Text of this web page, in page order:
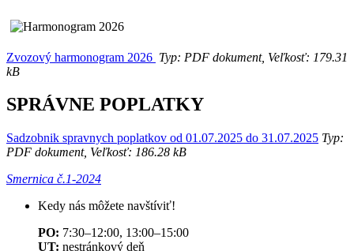
Zvozový harmonogram 2026 Typ: PDF dokument, Veľkosť: 179.31
kB
SPRÁVNE POPLATKY
Sadzobnik spravnych poplatkov od 01.07.2025 do 31.07.2025 Typ:
PDF dokument, Veľkosť: 186.28 kB
Smernica č.1-2024
Kedy nás môžete navštíviť!
PO: 7:30–12:00, 13:00–15:00
UT: nestránkový deň